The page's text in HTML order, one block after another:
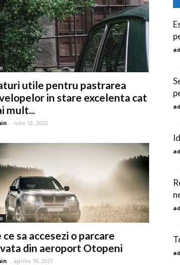
utile pentru pastrarea
in stare excelenta cat
mult...
- iulie 12, 2022
ce sa accesezi o parcare
din aeroport Otopeni
- aprilie 19, 2021